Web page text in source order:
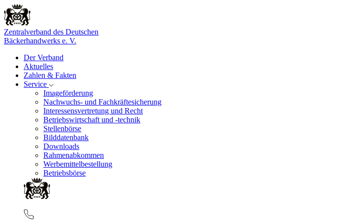
Zentralverband des Deutschen
Bäckerhandwerks e. V.
Der Verband
Aktuelles
Zahlen & Fakten
Service
Imageförderung
Nachwuchs- und Fachkräftesicherung
Interessensvertretung und Recht
Betriebswirtschaft und -technik
Stellenbörse
Bilddatenbank
Downloads
Rahmenabkommen
Werbemittelbestellung
Betriebsbörse